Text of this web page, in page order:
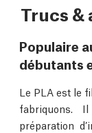
Trucs &
Populaire
débutants
Le PLA est le
fabriquons.
préparation